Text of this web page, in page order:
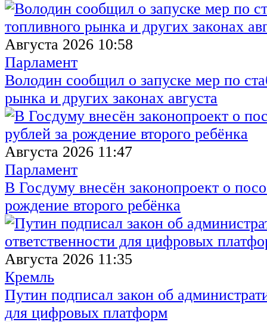
Августа 2026 10:58
Парламент
Володин сообщил о запуске мер по
рынка и других законах августа
Августа 2026 11:47
Парламент
В Госдуму внесён законопроект о
рождение второго ребёнка
Августа 2026 11:35
Кремль
Путин подписал закон об
для цифровых платформ